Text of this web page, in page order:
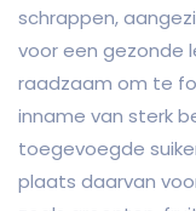
schrappen,
voor een gezonde
raadzaam om te
inname van sterk
toegevoegde
plaats daarvan